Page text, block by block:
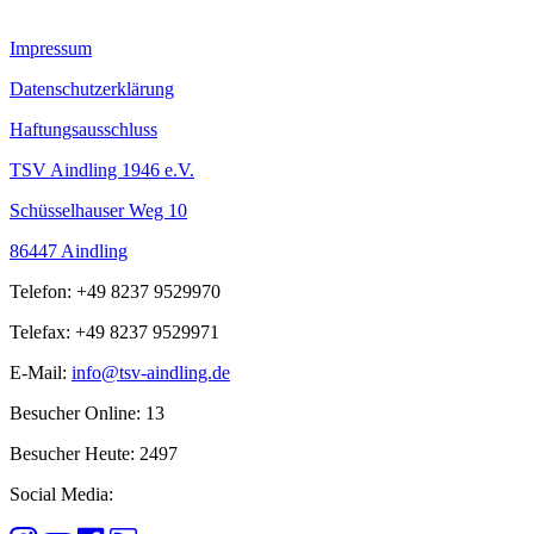
Impressum
Datenschutzerklärung
Haftungsausschluss
TSV Aindling 1946 e.V.
Schüsselhauser Weg 10
86447 Aindling
Telefon: +49 8237 9529970
Telefax: +49 8237 9529971
E-Mail: info@tsv-aindling.de
Besucher Online: 13
Besucher Heute: 2497
Social Media: